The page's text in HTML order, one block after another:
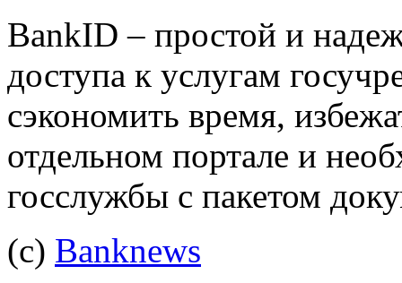
BankID – простой и
доступа к услугам
сэкономить время,
отдельном портале и
госслужбы с пакетом
(с) Banknews